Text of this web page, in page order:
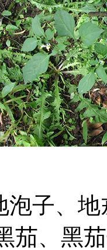
泡子、
茄、黑